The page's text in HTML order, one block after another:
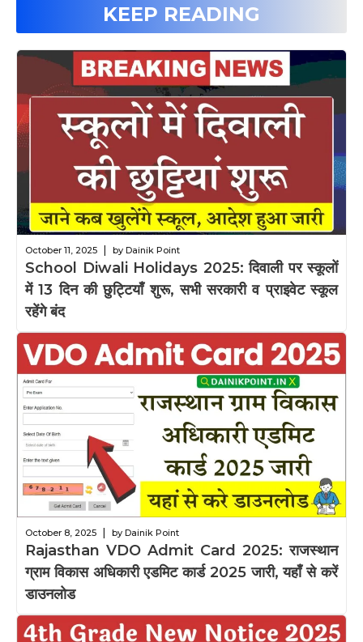
KEEP READING
October 11, 2025 by Dainik Point
School Diwali Holidays 2025: दिवाली पर स्कूलों
में 13 दिन की छुट्टियाँ शुरू, सभी सरकारी व प्राइवेट स्कूल
रहेंगे बंद
October 8, 2025 by Dainik Point
Rajasthan VDO Admit Card 2025: राजस्थान
ग्राम विकास अधिकारी एडमिट कार्ड 2025 जारी, यहाँ से करें
डाउनलोड